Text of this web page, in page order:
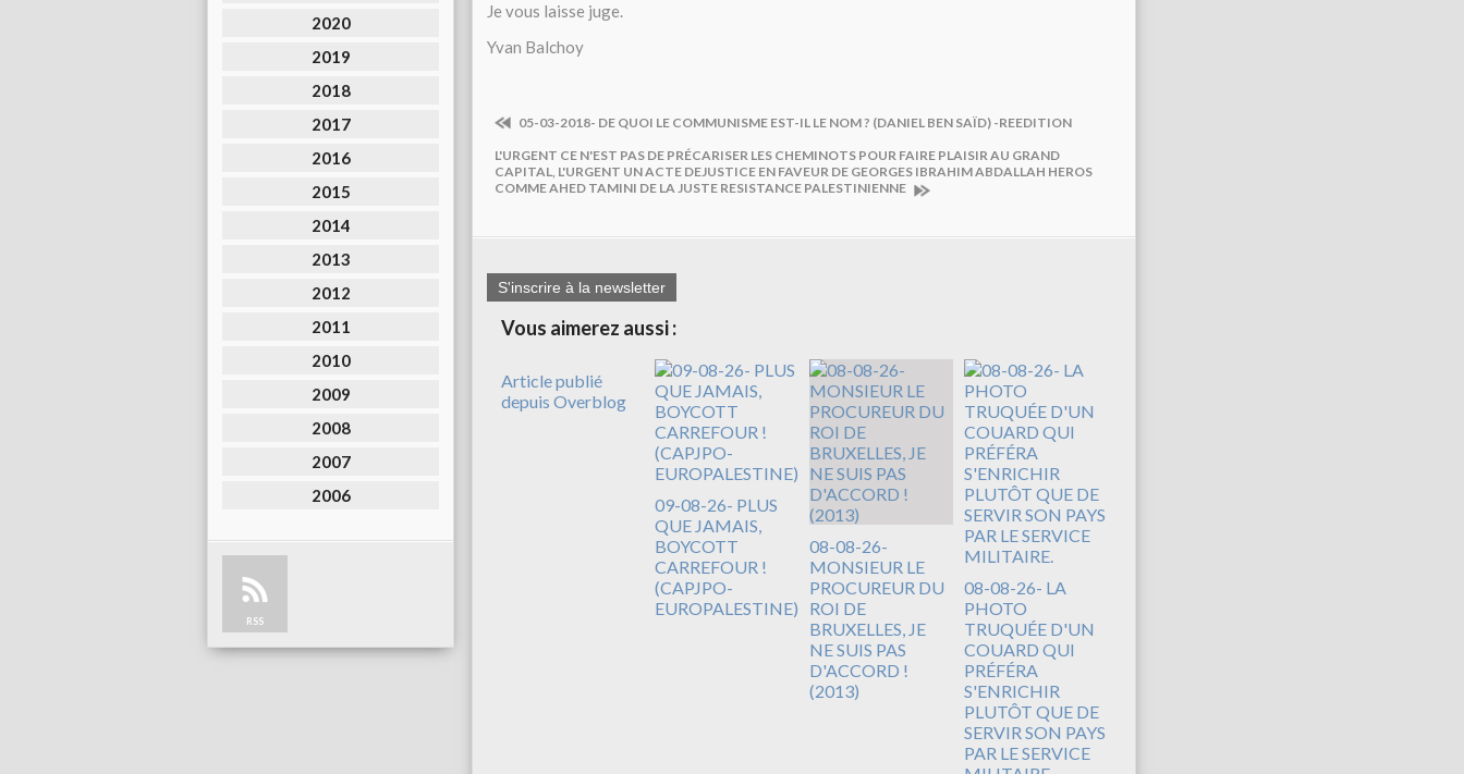
2020
2019
2018
2017
2016
2015
2014
2013
2012
2011
2010
2009
2008
2007
2006
RSS
Je vous laisse juge.
Yvan Balchoy
05-03-2018- DE QUOI LE COMMUNISME EST-IL LE NOM ? (DANIEL BEN SAÏD) -REEDITION
L'URGENT CE N'EST PAS DE PRÉCARISER LES CHEMINOTS POUR FAIRE PLAISIR AU GRAND
CAPITAL, L'URGENT UN ACTE DEJUSTICE EN FAVEUR DE GEORGES IBRAHIM ABDALLAH HEROS
COMME AHED TAMINI DE LA JUSTE RESISTANCE PALESTINIENNE
S'inscrire à la newsletter
Vous aimerez aussi :
Article publié
depuis Overblog
09-08-26- PLUS
QUE JAMAIS,
BOYCOTT
CARREFOUR !
(CAPJPO-
EUROPALESTINE)
08-08-26-
MONSIEUR LE
PROCUREUR DU
ROI DE
BRUXELLES, JE
NE SUIS PAS
D'ACCORD !
(2013)
08-08-26- LA
PHOTO
TRUQUÉE D'UN
COUARD QUI
PRÉFÉRA
S'ENRICHIR
PLUTÔT QUE DE
SERVIR SON PAYS
PAR LE SERVICE